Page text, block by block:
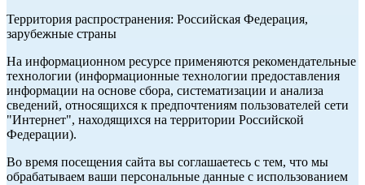
Территория распространения: Российская Федерация,
зарубежные страны
На информационном ресурсе применяются рекомендательные
технологии (информационные технологии предоставления
информации на основе сбора, систематизации и анализа
сведений, относящихся к предпочтениям пользователей сети
"Интернет", находящихся на территории Российской
Федерации).
Во время посещения сайта вы соглашаетесь с тем, что мы
обрабатываем ваши персональные данные с использованием